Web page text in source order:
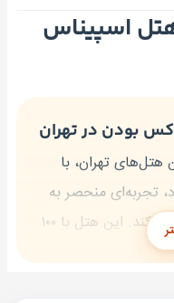
اسپیناس
بودن در تهران
هتل‌های تهران، با
تجربه‌ای منحصر به
فرد از اقامت را برای مهمانان فراهم می‌کند. این هتل با ۱۰۰
از قبیل استخر